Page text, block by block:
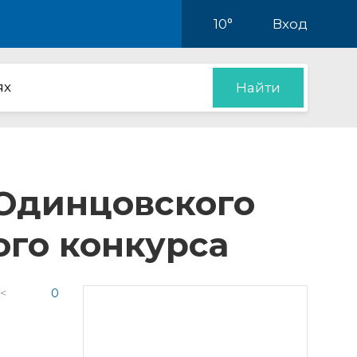
10° Вход
Найти
конкурса
0